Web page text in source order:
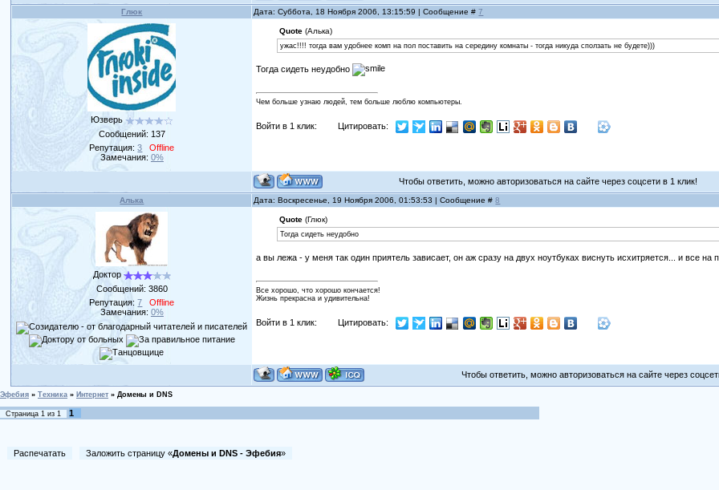
Глюк Дата: Суббота, 18 Ноября 2006, 13:15:59 | Сообщение #7
Юзверь
Сообщений: 137
Репутация:3
Offline
Замечания: 0%
Quote (Алька)
ужас!!!! тогда вам удобнее комп на пол поставить на середину комнаты - тогда никуда сползать не будете)))
Тогда сидеть неудобно
Чем больше узнаю людей, тем больше люблю компьютеры.
Войти в 1 клик: Цитировать:
Чтобы ответить, можно авторизоваться на сайте через соцсети в 1 клик!
Алька Дата: Воскресенье, 19 Ноября 2006, 01:53:53 | Сообщение #8
Доктор
Сообщений: 3860
Репутация:7
Offline
Замечания: 0%
Quote (Глюк)
Тогда сидеть неудобно
а вы лежа - у меня так один приятель зависает, он аж сразу на двух ноутбуках виснуть исхитряется... и все на
Все хорошо, что хорошо кончается!
Жизнь прекрасна и удивительна!
Войти в 1 клик: Цитировать:
Чтобы ответить, можно авторизоваться на сайте через
Эфебия » Техника » Интернет » Домены и DNS
Страница 1 из 1
1
Распечатать Заложить страницу «Домены и DNS - Эфебия»